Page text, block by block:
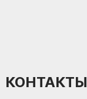
КОНТАКТЫ